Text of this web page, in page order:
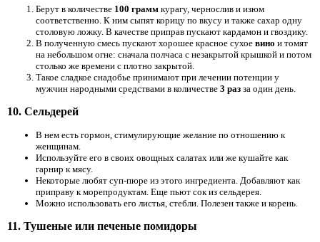
Берут в количестве 100 грамм курагу, чернослив и изюм
соответственно. К ним сыпят корицу по вкусу и также сахар одну
столовую ложку. В качестве приправ пускают кардамон и гвоздику.
В полученную смесь пускают хорошее красное сухое вино и томят
на небольшом огне: сначала полчаса с незакрытой крышкой и потом
столько же времени с плотно закрытой.
Такое сладкое снадобье принимают при лечении потенции у
мужчин народными средствами в количестве 3 раз за один день.
10. Сельдерей
В нем есть гормон, стимулирующие желание по отношению к
женщинам.
Используйте его в своих овощных салатах или же кушайте как
гарнир к мясу.
Некоторые любят суп-пюре из этого ингредиента. Добавляют как
приправу к морепродуктам. Еще пьют сок из сельдерея.
Можно использовать его листья, стебли. Полезен также и корень.
11. Тушеные или печеные помидоры